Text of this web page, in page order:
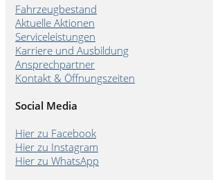
Fahrzeugbestand
Aktuelle Aktionen
Serviceleistungen
Karriere und Ausbildung
Ansprechpartner
Kontakt & Öffnungszeiten
Social Media
Hier zu Facebook
Hier zu Instagram
Hier zu WhatsApp